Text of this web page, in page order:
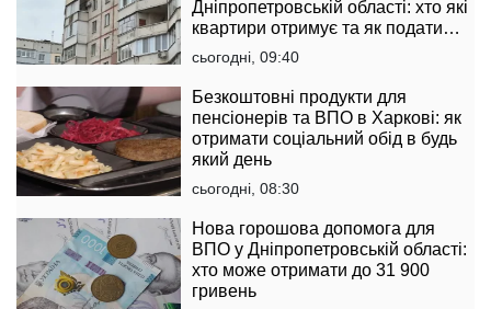
Дніпропетровській області: хто які
квартири отримує та як подати
сьогодні, 09:40
Безкоштовні продукти для
пенсіонерів та ВПО в Харкові: як
отримати соціальний обід в будь
який день
сьогодні, 08:30
Нова горошова допомога для
ВПО у Дніпропетровській області:
хто може отримати до 31 900
гривень